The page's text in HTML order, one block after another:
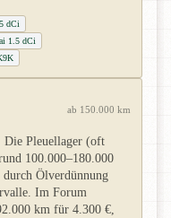
dCi
1.5 dCi
ab 150.000 km
Die Pleuellager (oft
100.000–180.000
Ölverdünnung
Im Forum
km für 4.300 €,